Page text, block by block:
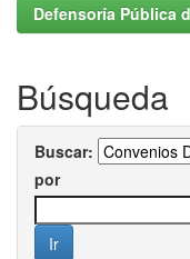
Defensoría Pública
Búsqueda
Buscar:
por